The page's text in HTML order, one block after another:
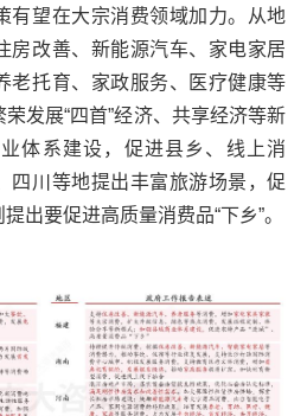
有望在大宗消费领域加力。从地
房改善、新能源汽车、家电家居
老托育、家政服务、医疗健康等
发展“四首”经济、共享经济等新
体系建设，促进县乡、线上消
四川等地提出丰富旅游场景，促
出要促进高质量消费品“下乡”。